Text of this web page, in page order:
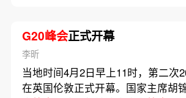
G20峰会正式开幕
李昕
当地时间4月2日早上11时，第二次
在英国伦敦正式开幕。国家主席胡